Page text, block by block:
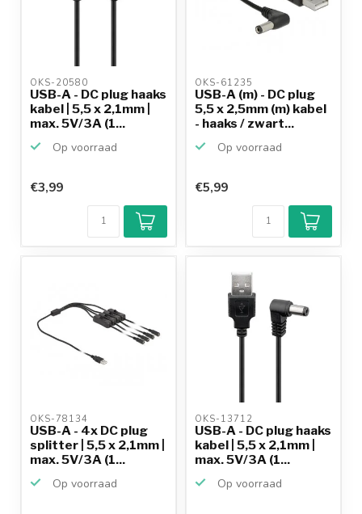
OKS-20580
USB-A - DC plug haaks
kabel | 5,5 x 2,1mm |
max. 5V/3A (1...
Op voorraad
€3,99
OKS-61235
USB-A (m) - DC plug
5,5 x 2,5mm (m) kabel
- haaks / zwart...
Op voorraad
€5,99
OKS-78134
USB-A - 4x DC plug
splitter | 5,5 x 2,1mm |
max. 5V/3A (1...
Op voorraad
OKS-13712
USB-A - DC plug haaks
kabel | 5,5 x 2,1mm |
max. 5V/3A (1...
Op voorraad